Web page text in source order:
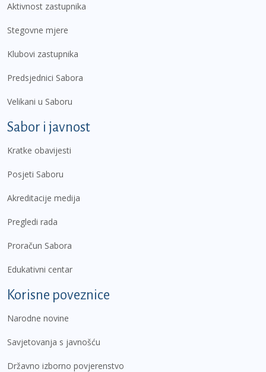
Aktivnost zastupnika
Stegovne mjere
Klubovi zastupnika
Predsjednici Sabora
Velikani u Saboru
Sabor i javnost
Kratke obavijesti
Posjeti Saboru
Akreditacije medija
Pregledi rada
Proračun Sabora
Edukativni centar
Korisne poveznice
Narodne novine
Savjetovanja s javnošću
Državno izborno povjerenstvo